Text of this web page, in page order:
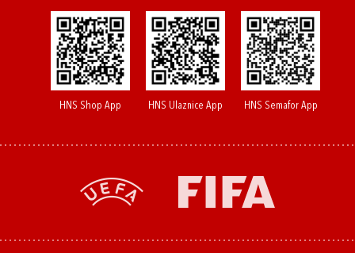
HNS Shop App HNS Ulaznice App HNS Semafor App